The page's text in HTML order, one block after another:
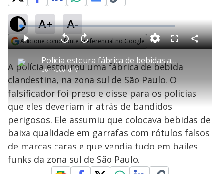
A+ A-
Adicione como fonte preferencial no Google
P
l
a
y
Polícia estoura fábrica de bebidas adulteradas em São Paulo
porRecordTV
P V
a
r
0
e
g
n
d
s
A
n
ç
a
1
s
e
u
n
o
s
M
u
L
o
a
d
e
:
2
.
8
4
%
F
l
s
c
r
e
n
C
o
a
A polícia estourou uma fábrica de bebida
clandestina, na zona sul de São Paulo. O
falsificador foi preso e disse para os policias
que eles deveriam ir atrás de bandidos
perigosos. Ele assumiu que colocava bebidas de
baixa qualidade em garrafas com rótulos falsos
de marcas caras e que vendia tudo em bailes
funks da zona sul de São Paulo.